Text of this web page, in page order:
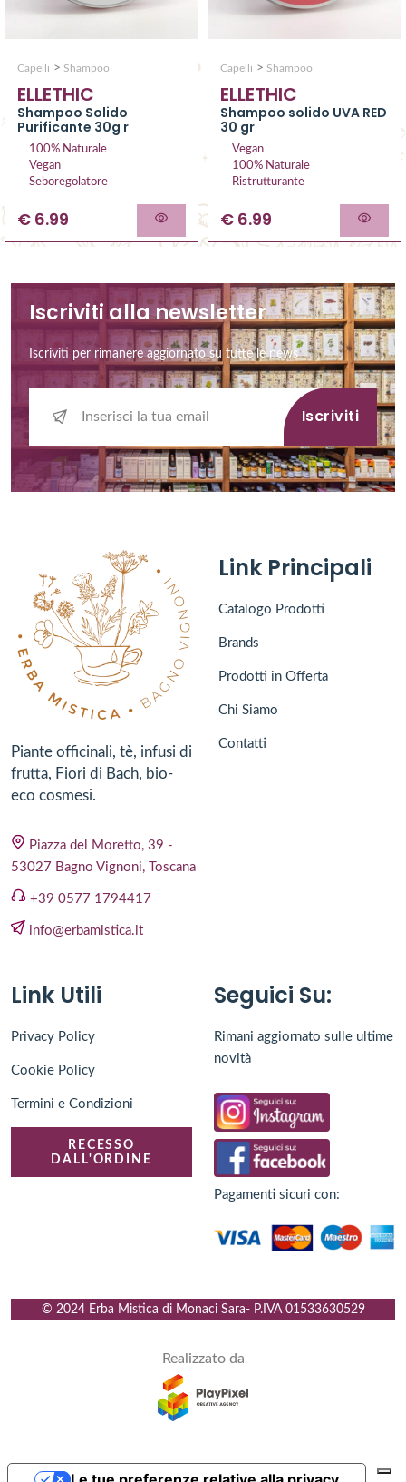
Capelli > Shampoo
ELLETHIC
Shampoo Solido
Purificante 30g r
100% Naturale
Vegan
Seboregolatore
€ 6.99
Capelli > Shampoo
ELLETHIC
Shampoo solido UVA RED
30 gr
Vegan
100% Naturale
Ristrutturante
€ 6.99
Iscriviti alla newsletter
Iscriviti per rimanere aggiornato su tutte le news
Iscriviti
Piante officinali, tè, infusi di
frutta, Fiori di Bach, bio-
eco cosmesi.
Piazza del Moretto, 39 -
53027 Bagno Vignoni, Toscana
+39 0577 1794417
info@erbamistica.it
Link Principali
Catalogo Prodotti
Brands
Prodotti in Offerta
Chi Siamo
Contatti
Link Utili
Privacy Policy
Cookie Policy
Termini e Condizioni
RECESSO
DALL'ORDINE
Seguici Su:
Rimani aggiornato sulle ultime
novità
Pagamenti sicuri con:
© 2024 Erba Mistica di Monaci Sara- P.IVA 01533630529
Realizzato da